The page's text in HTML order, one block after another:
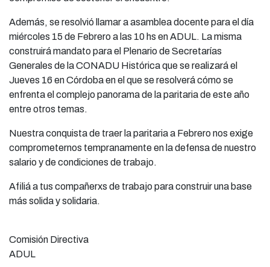
Además, se resolvió llamar a asamblea docente para el día
miércoles 15 de Febrero a las 10 hs en ADUL. La misma
construirá mandato para el Plenario de Secretarías
Generales de la CONADU Histórica que se realizará el
Jueves 16 en Córdoba en el que se resolverá cómo se
enfrenta el complejo panorama de la paritaria de este año
entre otros temas.
Nuestra conquista de traer la paritaria a Febrero nos exige
comprometernos tempranamente en la defensa de nuestro
salario y de condiciones de trabajo.
Afiliá a tus compañerxs de trabajo para construir una base
más solida y solidaria.
Comisión Directiva
ADUL